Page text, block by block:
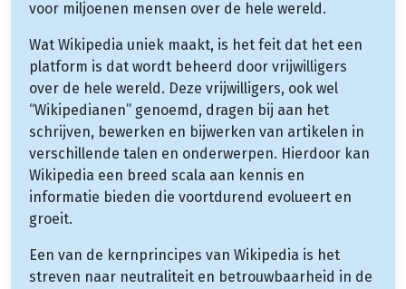
voor miljoenen mensen over de hele wereld.
Wat Wikipedia uniek maakt, is het feit dat het een
platform is dat wordt beheerd door vrijwilligers
over de hele wereld. Deze vrijwilligers, ook wel
“Wikipedianen” genoemd, dragen bij aan het
schrijven, bewerken en bijwerken van artikelen in
verschillende talen en onderwerpen. Hierdoor kan
Wikipedia een breed scala aan kennis en
informatie bieden die voortdurend evolueert en
groeit.
Een van de kernprincipes van Wikipedia is het
streven naar neutraliteit en betrouwbaarheid in de